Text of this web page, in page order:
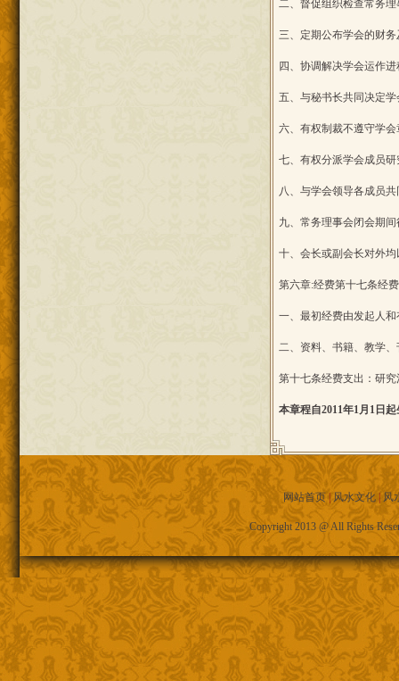
二、督促组织检查常务
三、定期公布学会的财
四、协调解决学会运作
五、与秘书长共同决定
六、有权制裁不遵守学
七、有权分派学会成员研
八、与学会领导各成员
九、常务理事会闭会期
十、会长或副会长对外
第六章:经费第十七条经
一、最初经费由发起人
二、资料、书籍、教学
第十七条经费支出：研
本章程自2011年1月1日
网站首页|风水文化|风
Copyright 2013 @ All Rights